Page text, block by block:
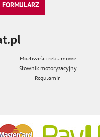
Możliwości reklamowe
Słownik motoryzacyjny
Regulamin